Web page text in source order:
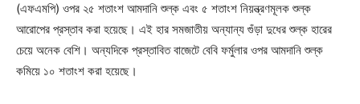
(এফএমপি) ওপর ২৫ শতাংশ আমদানি শুল্ক এবং ৫ শতাংশ নিয়ন্ত্রণমূলক শুল্ক
আরোপের প্রস্তাব করা হয়েছে। এই হার সমজাতীয় অন্যান্য গুঁড়া দুধের শুল্ক হারের
চেয়ে অনেক বেশি। অন্যদিকে প্রস্তাবিত বাজেটে বেবি ফর্মুলার ওপর আমদানি শুল্ক
কমিয়ে ১০ শতাংশ করা হয়েছে।